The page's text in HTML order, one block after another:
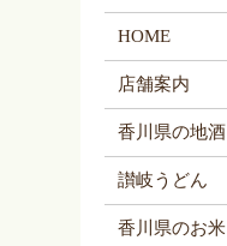
HOME
店舗案内
香川県の地酒
讃岐うどん
香川県のお米